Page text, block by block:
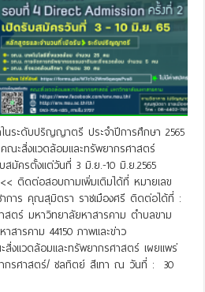
นระดับปริญญาตรี ประจำปีการศึกษา 2565
ะสิ่งแวดล้อมและทรัพยากรศาสตร์
มัครตั้งแต่วันที่ 3 มิ.ย.-10 มิ.ย.2565
ติดต่อสอบถามเพิ่มเติมได้ที่ หมายเลข
าการ คุณสุมิตรา ราชเมืองศรี ติดต่อได้ที่ :
ตร์ มหาวิทยาลัยหาสารคาม ตำบลขาม
สารคาม 44150 ภาพและข่าว
งแวดล้อมและทรัพยากรศาสตร์ เผยแพร่
กรศาสตร์/ ชลทิตย์ สีเทา ณ วันที่ : 30